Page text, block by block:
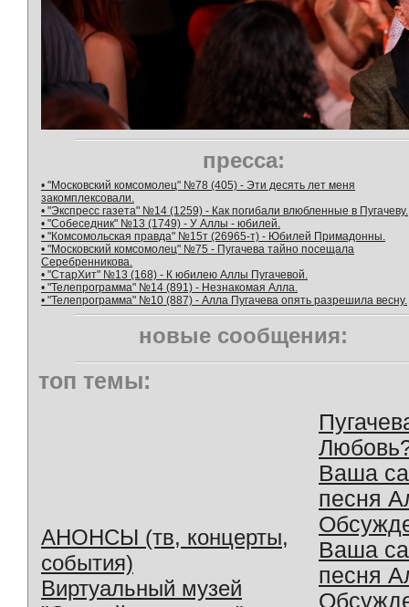
пресса:
• "Московский комсомолец" №78 (405) - Эти десять лет меня
закомплексовали.
• "Экспресс газета" №14 (1259) - Как погибали влюбленные в Пугачеву.
• "Собеседник" №13 (1749) - У Аллы - юбилей.
• "Комсомольская правда" №15т (26965-т) - Юбилей Примадонны.
• "Московский комсомолец" №75 - Пугачева тайно посещала
Серебренникова.
• "СтарХит" №13 (168) - К юбилею Аллы Пугачевой.
• "Телепрограмма" №14 (891) - Незнакомая Алла.
• "Телепрограмма" №10 (887) - Алла Пугачева опять разрешила весну.
новые сообщения:
топ темы:
АНОНСЫ (тв, концерты,
события)
Виртуальный музей
Ваша
песня
Ваша
песня